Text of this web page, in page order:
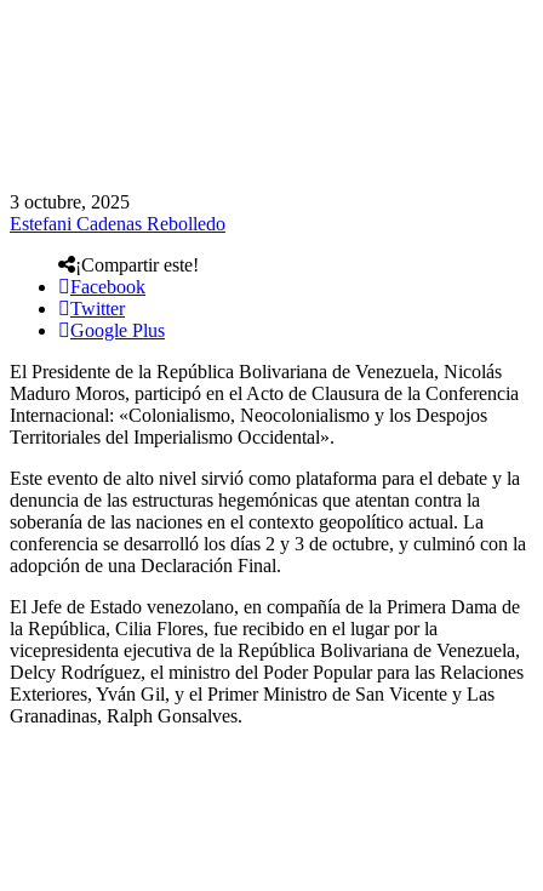
3 octubre, 2025
Estefani Cadenas Rebolledo
¡Compartir este!
Facebook
Twitter
Google Plus
El Presidente de la República Bolivariana de Venezuela, Nicolás
Maduro Moros, participó en el Acto de Clausura de la Conferencia
Internacional: «Colonialismo, Neocolonialismo y los Despojos
Territoriales del Imperialismo Occidental».
Este evento de alto nivel sirvió como plataforma para el debate y la
denuncia de las estructuras hegemónicas que atentan contra la
soberanía de las naciones en el contexto geopolítico actual. La
conferencia se desarrolló los días 2 y 3 de octubre, y culminó con la
adopción de una Declaración Final.
El Jefe de Estado venezolano, en compañía de la Primera Dama de
la República, Cilia Flores, fue recibido en el lugar por la
vicepresidenta ejecutiva de la República Bolivariana de Venezuela,
Delcy Rodríguez, el ministro del Poder Popular para las Relaciones
Exteriores, Yván Gil, y el Primer Ministro de San Vicente y Las
Granadinas, Ralph Gonsalves.